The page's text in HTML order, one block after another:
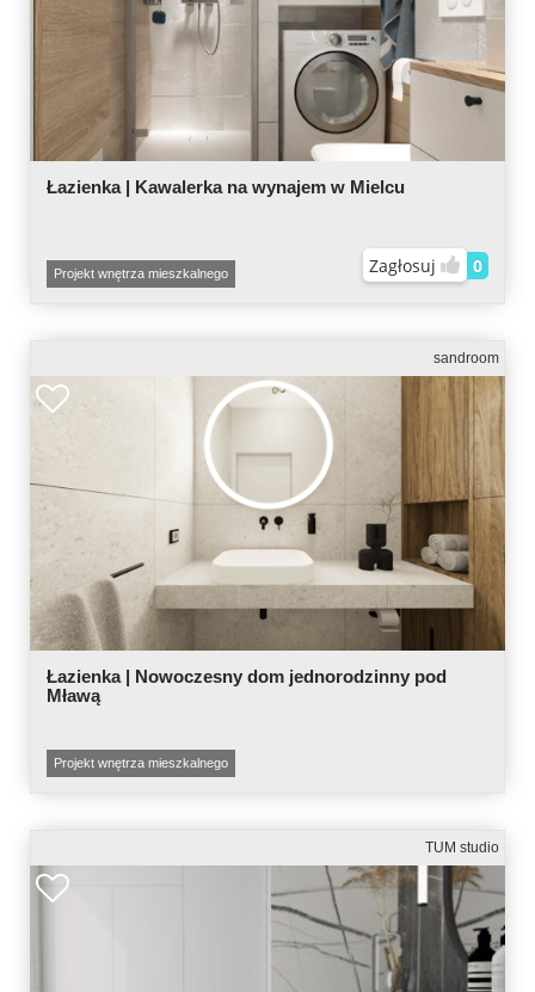
Łazienka | Kawalerka na wynajem w Mielcu
Projekt wnętrza mieszkalnego Zagłosuj 0
sandroom
Łazienka | Nowoczesny dom jednorodzinny pod
Mławą
Projekt wnętrza mieszkalnego
TUM studio